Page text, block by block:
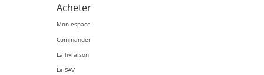
Acheter
Mon espace
Commander
La livraison
Le SAV